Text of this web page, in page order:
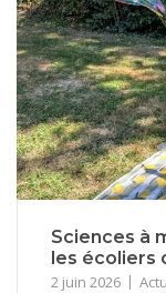
Sciences à
les écoliers
2 juin 2026